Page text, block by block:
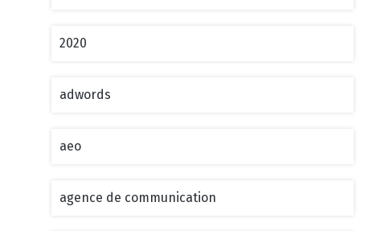
2020
adwords
aeo
agence de communication